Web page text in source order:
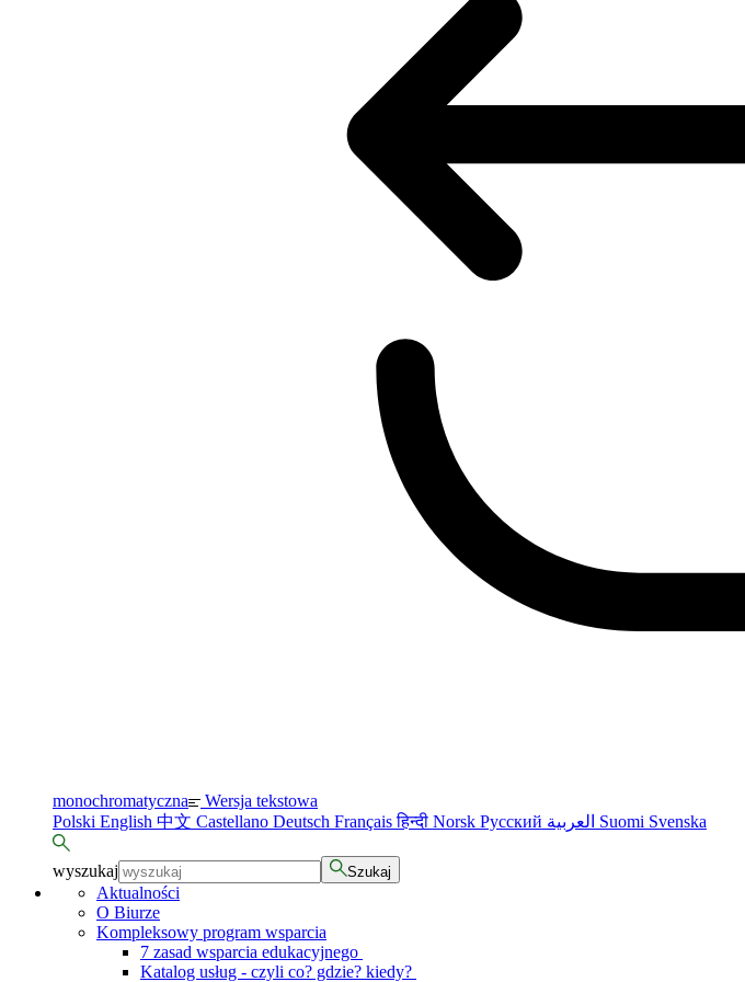
monochromatyczna Wersja tekstowa
Polski English 中文 Castellano Deutsch Françaisहिन्दी Norsk Русский Suomi Svenska
wyszukaj Szukaj
Aktualności
O Biurze
Kompleksowy program wsparcia
7 zasad wsparcia edukacyjnego
Katalog usług - czyli co? gdzie? kiedy?